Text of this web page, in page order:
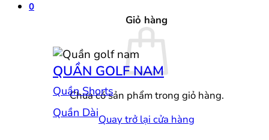
0
Giỏ hàng
Chưa có sản phẩm trong giỏ hàng.
Quay trở lại cửa hàng
QUẦN GOLF NAM
Quần Shorts
Quần Dài